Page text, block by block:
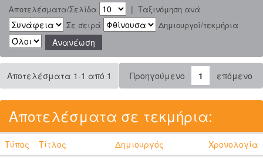
Αποτελέσματα/Σελίδα | Ταξινόμηση ανά
Σε σειρά
Δημιουργοί/τεκμήρια
Αποτελέσματα 1-1 από 1 Προηγούμενο 1 επόμενο
Αποτελέσματα σε τεκμήρια:
Τύπος Τίτλος Δημιουργός
Χρονολογία